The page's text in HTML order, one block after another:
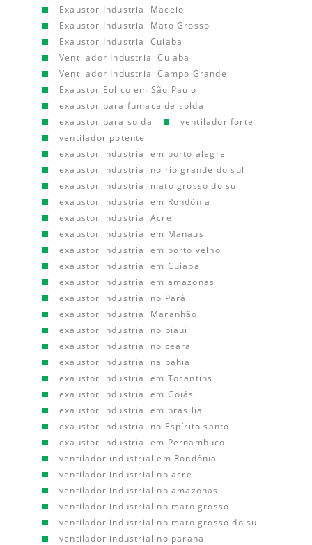
Exaustor Industrial Maceio
Exaustor Industrial Mato Grosso
Exaustor Industrial Cuiaba
Ventilador Industrial Cuiaba
Ventilador Industrial Campo Grande
Exaustor Eolico em São Paulo
exaustor para fumaca de solda
exaustor para solda
ventilador forte
ventilador potente
exaustor industrial em porto alegre
exaustor industrial no rio grande do sul
exaustor industrial mato grosso do sul
exaustor industrial em Rondônia
exaustor industrial Acre
exaustor industrial em Manaus
exaustor industrial em porto velho
exaustor industrial em Cuiaba
exaustor industrial em amazonas
exaustor industrial no Pará
exaustor industrial Maranhão
exaustor industrial no piaui
exaustor industrial no ceara
exaustor industrial na bahia
exaustor industrial em Tocantins
exaustor industrial em Goiás
exaustor industrial em brasilia
exaustor industrial no Espírito santo
exaustor industrial em Pernambuco
ventilador industrial em Rondônia
ventilador industrial no acre
ventilador industrial no amazonas
ventilador industrial no mato grosso
ventilador industrial no mato grosso do sul
ventilador industrial no parana